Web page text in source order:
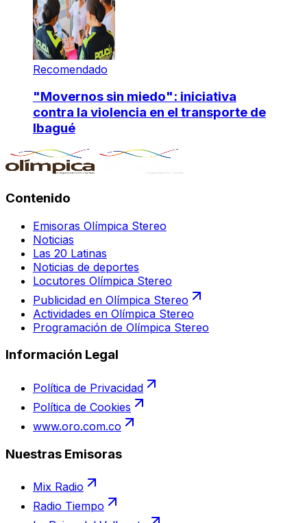
Recomendado
"Movernos sin miedo": iniciativa
contra la violencia en el transporte de
Ibagué
Contenido
Emisoras Olímpica Stereo
Noticias
Las 20 Latinas
Noticias de deportes
Locutores Olímpica Stereo
Publicidad en Olímpica Stereo
Actividades en Olímpica Stereo
Programación de Olímpica Stereo
Información Legal
Política de Privacidad
Política de Cookies
www.oro.com.co
Nuestras Emisoras
Mix Radio
Radio Tiempo